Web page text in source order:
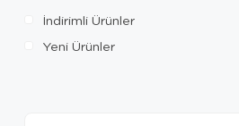
İndirimli Ürünler
Yeni Ürünler